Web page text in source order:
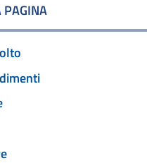
PAGINA